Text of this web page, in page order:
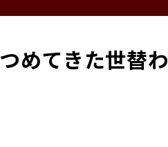
てきた世替わ